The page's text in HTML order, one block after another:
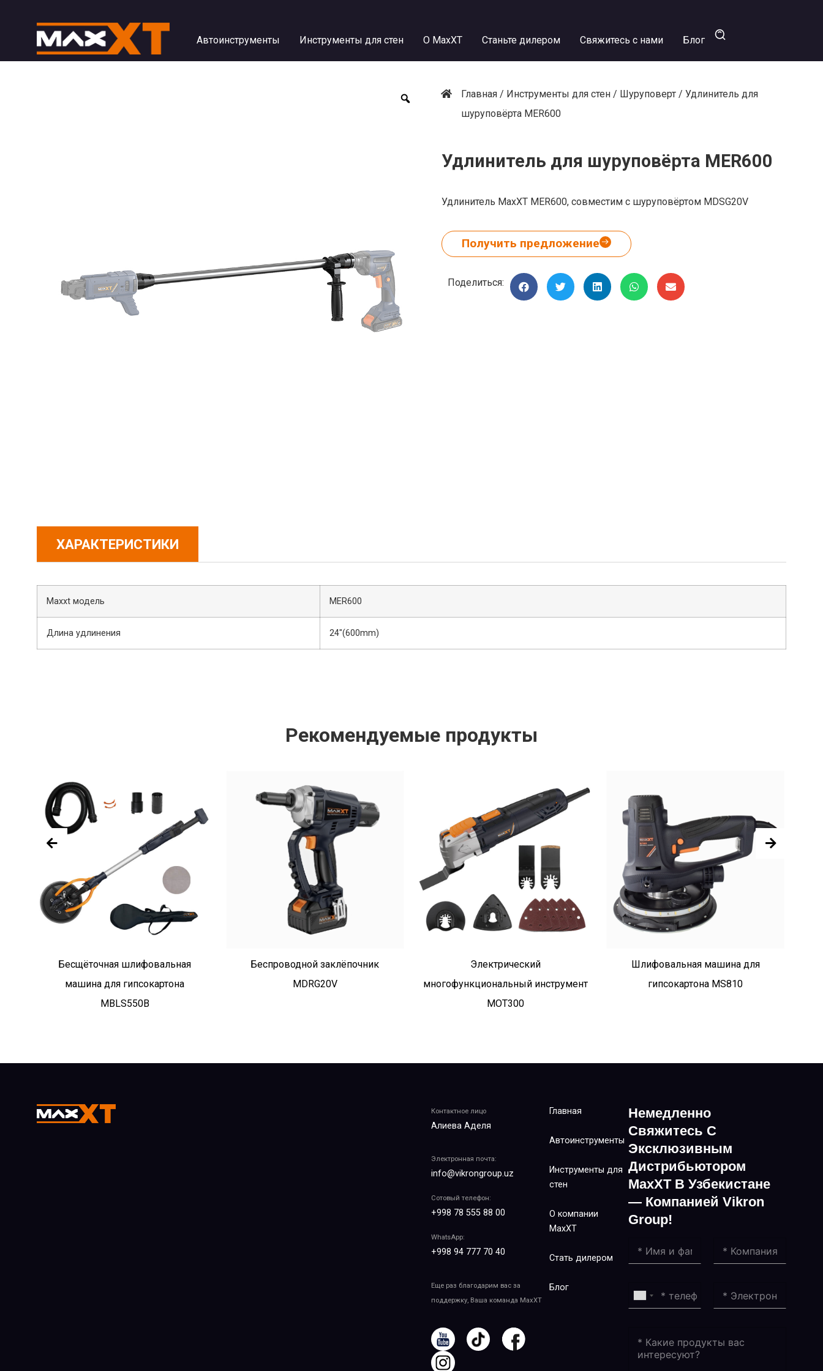
Автоинструменты Инструменты для стен О MaxXT Станьте дилером Свяжитесь с нами Блог
Главная / Инструменты для стен / Шуруповерт / Удлинитель для
шуруповёрта MER600
Удлинитель для шуруповёрта MER600
Удлинитель MaxXT MER600, совместим с шуруповёртом MDSG20V
Получить предложение
Поделиться:
ХАРАКТЕРИСТИКИ
Maxxt модель MER600
Длина удлинения 24″(600mm)
Рекомендуемые продукты
Бесщёточная шлифовальная
машина для гипсокартона
MBLS550B
Беспроводной заклёпочник
MDRG20V
Электрический
многофункциональный инструмент
MOT300
Шлифовальная машина для
гипсокартона MS810
Контактное лицо
Алиева Аделя
Электронная почта:
info@vikrongroup.uz
Сотовый телефон:
+998 78 555 88 00
WhatsApp:
+998 94 777 70 40
Еще раз благодарим вас за
поддержку, Ваша команда MaxXT
Главная
Автоинструменты
Инструменты для
стен
О компании
MaxXT
Стать дилером
Блог
Немедленно
Свяжитесь С
Эксклюзивным
Дистрибьютором
MaxXT В Узбекистане
— Компанией Vikron
Group!